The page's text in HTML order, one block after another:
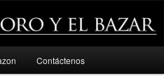
Contáctenos